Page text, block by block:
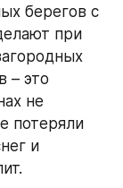
берегов с
при
– это
не
потеряли
и